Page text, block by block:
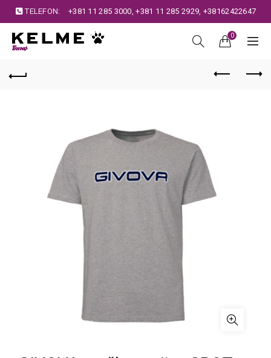
TELEFON: +381 11 285 3000,+381 11 285 2929, +38162422647
0